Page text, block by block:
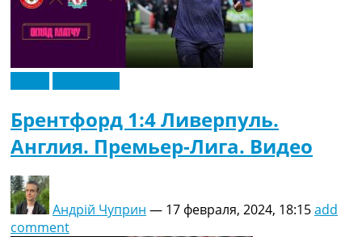
Брентфорд 1:4 Ливерпуль.
Англия. Премьер-Лига. Видео
Андрій Чуприн — 17 февраля, 2024, 18:15add
comment